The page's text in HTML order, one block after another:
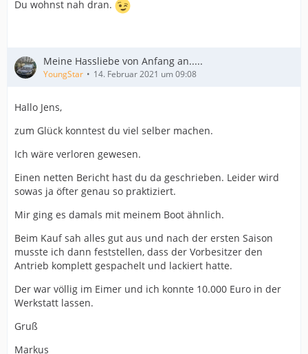
Du wohnst nah dran.
Meine Hassliebe von Anfang an.....
YoungStar 14. Februar 2021 um 09:08
Hallo Jens,
zum Glück konntest du viel selber machen.
Ich wäre verloren gewesen.
Einen netten Bericht hast du da geschrieben. Leider wird
sowas ja öfter genau so praktiziert.
Mir ging es damals mit meinem Boot ähnlich.
Beim Kauf sah alles gut aus und nach der ersten Saison
musste ich dann feststellen, dass der Vorbesitzer den
Antrieb komplett gespachelt und lackiert hatte.
Der war völlig im Eimer und ich konnte 10.000 Euro in der
Werkstatt lassen.
Gruß
Markus